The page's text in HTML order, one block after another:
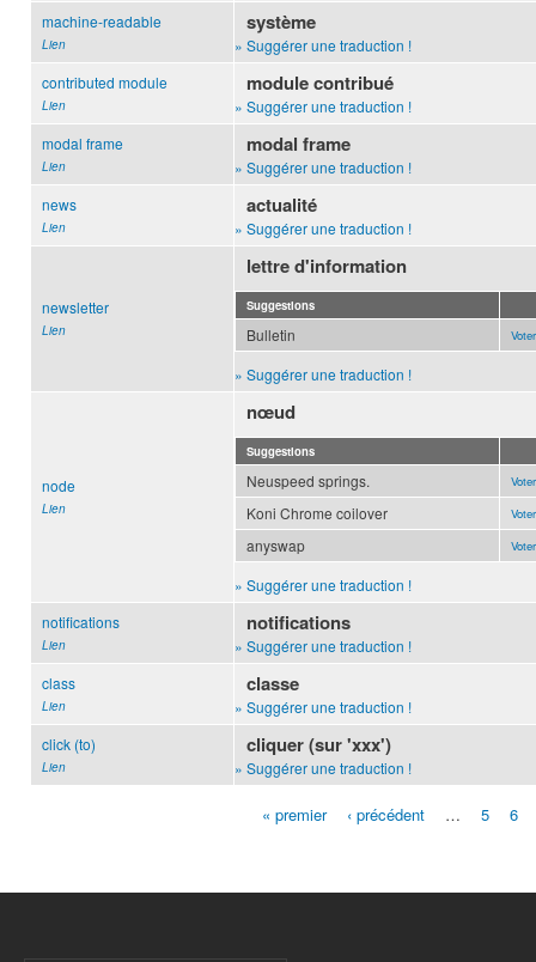
machine-readable
Lien
système
» Suggérer une traduction !
contributed module
Lien
module contribué
» Suggérer une traduction !
modal frame
Lien
modal frame
» Suggérer une traduction !
news
Lien
actualité
» Suggérer une traduction !
newsletter
Lien
lettre d'information
Suggestions
Bulletin
» Suggérer une traduction !
node
Lien
nœud
Suggestions
Neuspeed springs.
Koni Chrome coilover
anyswap
» Suggérer une traduction !
notifications
Lien
notifications
» Suggérer une traduction !
class
Lien
classe
» Suggérer une traduction !
click (to)
Lien
cliquer (sur 'xxx')
» Suggérer une traduction !
« premier ‹ précédent … 5 6